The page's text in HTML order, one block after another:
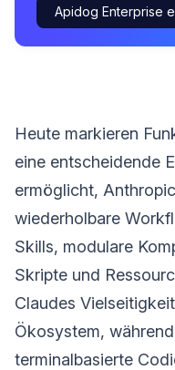
Apidog Enterprise
Heute markieren
eine entscheidende
ermöglicht,
wiederholbare
Skills, modulare
Skripte und
Claudes
Ökosystem,
terminalbasierte